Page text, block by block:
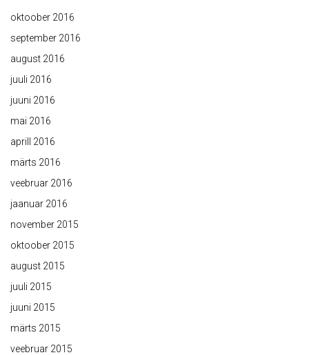
oktoober 2016
september 2016
august 2016
juuli 2016
juuni 2016
mai 2016
aprill 2016
märts 2016
veebruar 2016
jaanuar 2016
november 2015
oktoober 2015
august 2015
juuli 2015
juuni 2015
märts 2015
veebruar 2015